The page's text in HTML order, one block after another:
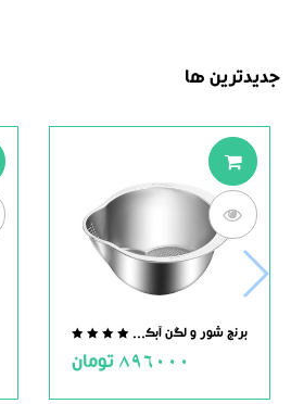
جدیدترین ها
out
5
برنج شور و لگن آبکش دار استیل
896000 تومان